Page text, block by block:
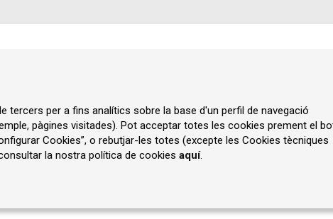
tercers per a fins analítics sobre la base d'un perfil de navegació
pàgines visitades). Pot acceptar totes les cookies prement el
Cookies”, o rebutjar-les totes (excepte les Cookies tècniques
la nostra política de cookies aquí.